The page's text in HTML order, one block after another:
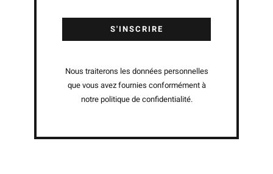
Nous traiterons les données personnelles
que vous avez fournies conformément à
notre politique de confidentialité.